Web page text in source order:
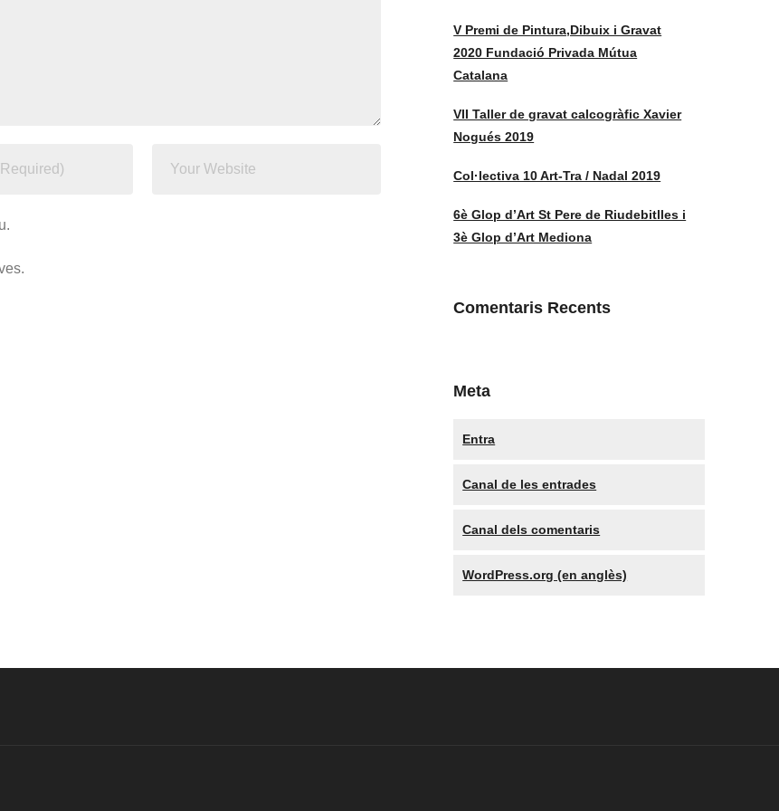
V Premi de Pintura,Dibuix i Gravat
2020 Fundació Privada Mútua
Catalana
VII Taller de gravat calcogràfic Xavier
Nogués 2019
Col·lectiva 10 Art-Tra / Nadal 2019
6è Glop d’Art St Pere de Riudebitlles i
3è Glop d’Art Mediona
Comentaris Recents
Meta
Entra
Canal de les entrades
Canal dels comentaris
WordPress.org (en anglès)